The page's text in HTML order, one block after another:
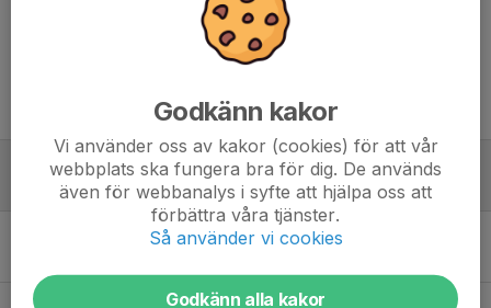
Tidigare nyheter
Träningstider innebandy
21 aug 2024
Premiär för Storvretacupen
Godkänn kakor
Vi använder oss av kakor (cookies) för att vår
webbplats ska fungera bra för dig. De används
även för webbanalys i syfte att hjälpa oss att
förbättra våra tjänster.
Så använder vi cookies
Godkänn alla kakor